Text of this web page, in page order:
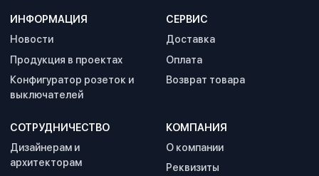
ИНФОРМАЦИЯ
Новости
Продукция в проектах
Конфигуратор розеток и
выключателей
СЕРВИС
Доставка
Оплата
Возврат товара
СОТРУДНИЧЕСТВО
Дизайнерам и
архитекторам
КОМПАНИЯ
О компании
Реквизиты